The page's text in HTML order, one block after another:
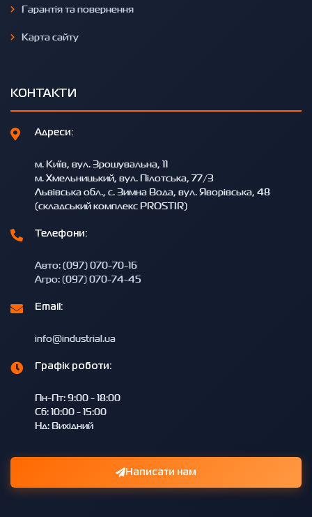
Гарантія та повернення
Карта сайту
КОНТАКТИ
Адреси:
м. Київ, вул. Зрошувальна, 11
м. Хмельницький, вул. Пілотська, 77/3
Львівська обл., с. Зимна Вода, вул. Яворівська, 48
(складський комплекс PROSTIR)
Телефони:
Авто: (097) 070-70-16
Агро: (097) 070-74-45
Email:
info@industrial.ua
Графік роботи:
Пн-Пт: 9:00 - 18:00
Сб: 10:00 - 15:00
Нд: Вихідний
Написати нам